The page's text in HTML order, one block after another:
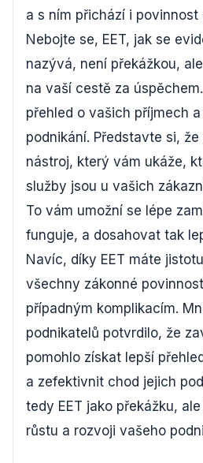
a s ním přichází i
Nebojte se, EET, jak se
nazývá, není překážkou,
na vaší cestě za
přehled o vašich příjmech
podnikání. Představte si,
nástroj, který vám ukáže,
služby jsou u vašich
To vám umožní se lépe
funguje, a dosahovat tak
Navíc, díky EET máte
všechny zákonné
případným komplikacím.
podnikatelů potvrdilo, že
pomohlo získat lepší
a zefektivnit chod jejich
tedy EET jako překážku,
růstu a rozvoji vašeho